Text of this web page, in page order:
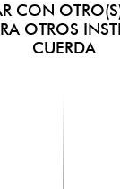
CON
OTROS
CUERDA